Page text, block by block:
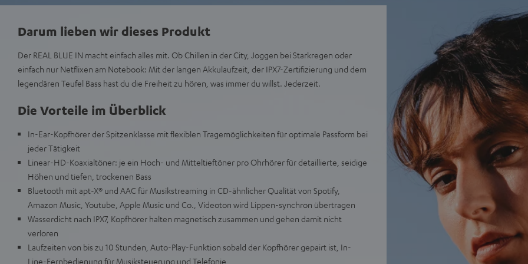
Darum lieben wir dieses Produkt
Der REAL BLUE IN macht einfach alles mit. Ob Chillen in der City, Joggen bei Starkregen oder
einfach nur Netflixen am Notebook: Mit der langen Akkulaufzeit, der IPX7-Zertifizierung und dem
legendären Teufel Bass hast du die Freiheit zu hören, was immer du willst. Jederzeit.
Die Vorteile im Überblick
In-Ear-Kopfhörer der Spitzenklasse mit flexiblen Tragemöglichkeiten für optimale Passform bei
jeder Tätigkeit
Linear-HD-Koaxialtöner: je ein Hoch- und Mitteltieftöner pro Ohrhörer für detaillierte, seidige
Höhen und tiefen, trockenen Bass
Bluetooth mit apt-X® und AAC für Musikstreaming in CD-ähnlicher Qualität von Spotify,
Amazon Music, Youtube, Apple Music und Co., Videoton wird Lippen-synchron übertragen
Wasserdicht nach IPX7, Kopfhörer halten magnetisch zusammen und gehen damit nicht
verloren
Laufzeiten von bis zu 10 Stunden, Auto-Play-Funktion sobald der Kopfhörer gepairt ist, In-
Line-Fernbedienung für Musiksteuerung und Telefonie